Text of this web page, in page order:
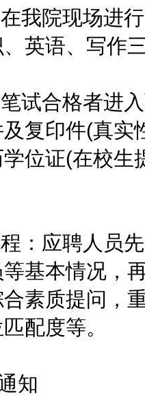
院现场进行
英语、写作
合格者进入
复印件(真
位证(在校生
应聘人员先
基本情况，
素质提问，
配度等。
知